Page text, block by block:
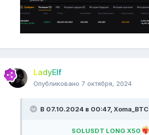
LadyElf
Опубликовано 7 октября, 2024
В 07.10.2024 в 00:47, Xoma_BTC
SOLUSDT LONG X50